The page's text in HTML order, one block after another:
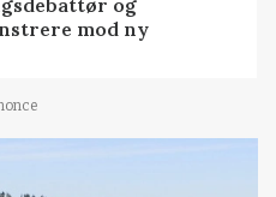
og
mod ny